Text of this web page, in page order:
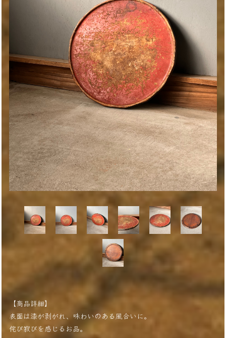
【商品詳細】
表面は漆が剥がれ、味わいのある風合いに。
侘び寂びを感じるお品。